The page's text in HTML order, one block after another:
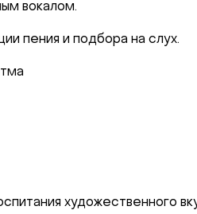
пожалуйста,
вокалом.
пения и подбора на слух.
художественного